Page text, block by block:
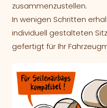
zusammenzustellen.
In wenigen Schritten
individuell gestalteten
gefertigt für Ihr